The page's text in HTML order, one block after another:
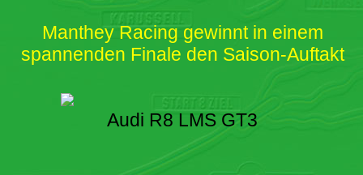
Manthey Racing gewinnt in einem
spannenden Finale den Saison-Auftakt
Audi R8 LMS GT3